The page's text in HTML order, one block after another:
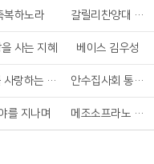
복하노라 갈릴리찬양대 솔리스트
사는 지혜 베이스 김우성
나를 사랑하는 주님 & 살아계신 주 안수집사회 통기타찬양단
를 지나며 메조소프라노 김주애